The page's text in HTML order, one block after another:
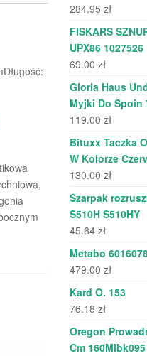
284.95 zł
FISKARS
UPX86 1027526
69.00 zł
Gloria Haus
Myjki Do Spoin
119.00 zł
Bituxx Taczka
W Kolorze
130.00 zł
Szarpak
S510H S510HY
45.64 zł
Metabo
479.00 zł
Kard O. 153
76.18 zł
Oregon
Cm 160Mlbk095